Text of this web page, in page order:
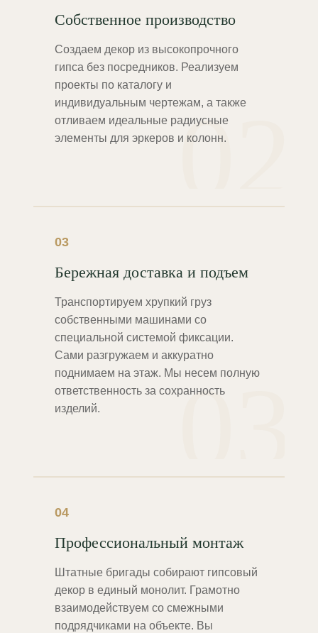
02
Собственное производство
Создаем декор из высокопрочного
гипса без посредников. Реализуем
проекты по каталогу и
индивидуальным чертежам, а также
отливаем идеальные радиусные
элементы для эркеров и колонн.
03
03
Бережная доставка и подъем
Транспортируем хрупкий груз
собственными машинами со
специальной системой фиксации.
Сами разгружаем и аккуратно
поднимаем на этаж. Мы несем полную
ответственность за сохранность
изделий.
04
Профессиональный монтаж
Штатные бригады собирают гипсовый
декор в единый монолит. Грамотно
взаимодействуем со смежными
подрядчиками на объекте. Вы